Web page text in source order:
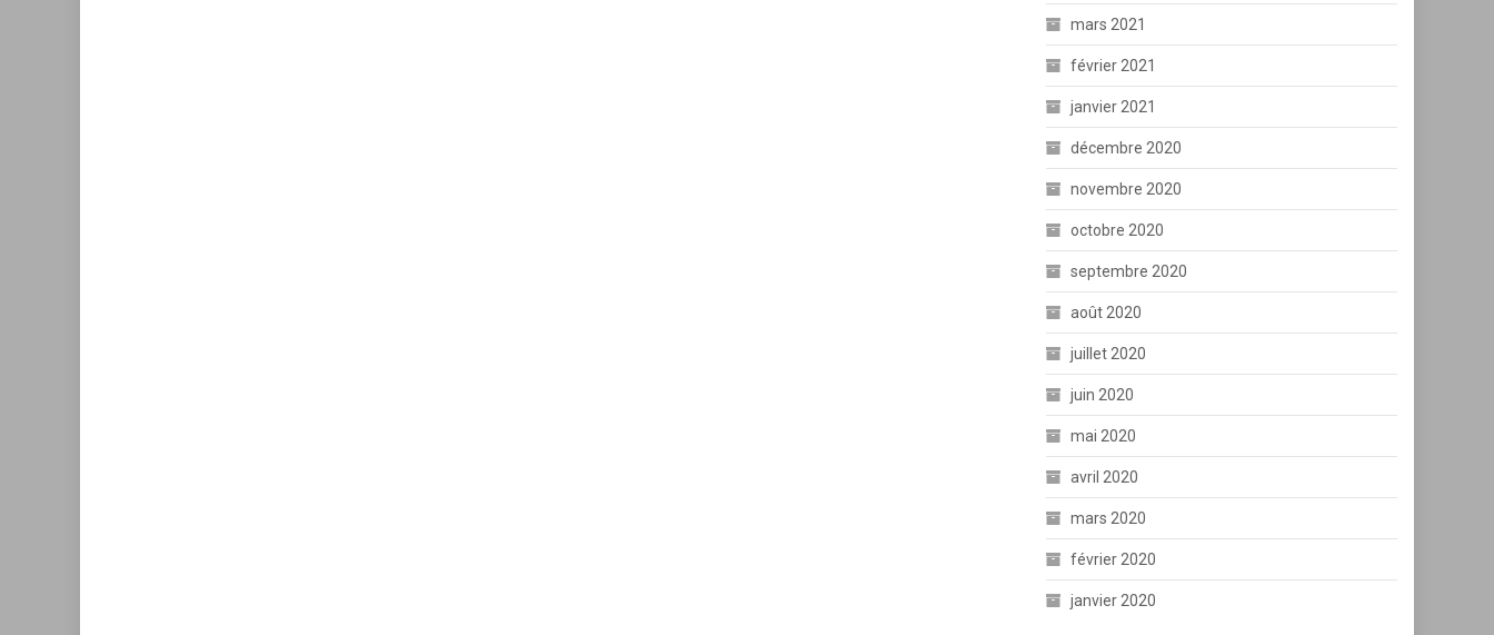
mars 2021
février 2021
janvier 2021
décembre 2020
novembre 2020
octobre 2020
septembre 2020
août 2020
juillet 2020
juin 2020
mai 2020
avril 2020
mars 2020
février 2020
janvier 2020